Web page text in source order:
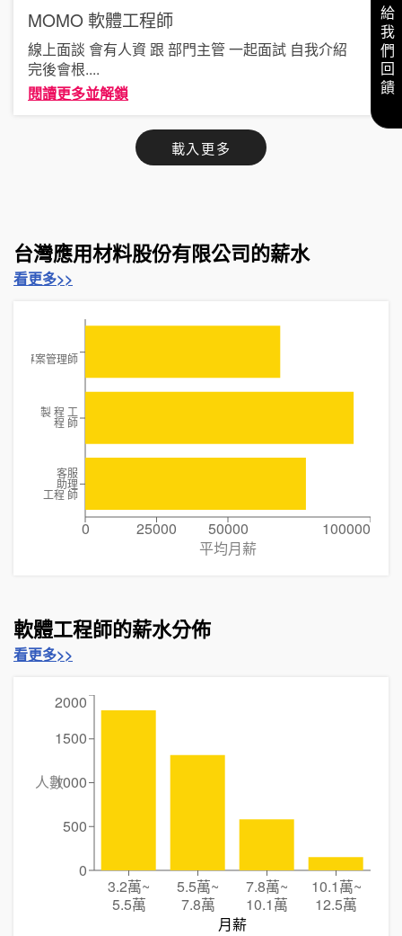
MOMO軟體工程師
線上面談 會有人資 跟 部門主管 一起面試 自我介紹
完後會根....
閱讀更多並解鎖
載入更多
台灣應用材料股份有限公司的薪水
看更多>>
0 25000 50000
100000
平均月薪
其他專案管理師
製 程 工
程 師
客服
助理
工程 師
軟體工程師的薪水分佈
看更多>>
3.2萬~
5.5萬
5.5萬~
7.8萬
7.8萬~
10.1萬
10.1萬~
12.5萬
月薪
0
500
1000
1500
2000
人數
給我們回饋